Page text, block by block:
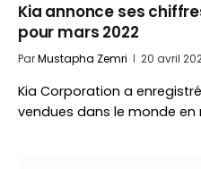
Kia annonce ses
pour mars 2022
ParMustapha Zemri 20 avril
Kia Corporation a
vendues dans le monde en